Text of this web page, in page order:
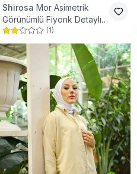
Shirosa Mor Asimetrik
Görünümlü Fiyonk Detaylı
Gömlek
(1)